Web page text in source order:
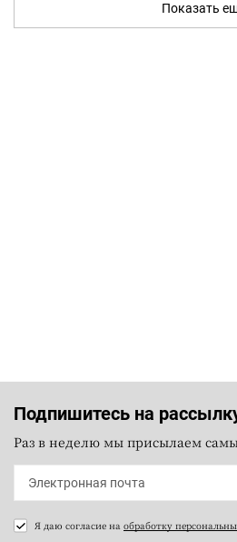
Показать
Подпишитесь на
Раз в неделю мы присылаем
Я даю согласие на обработку